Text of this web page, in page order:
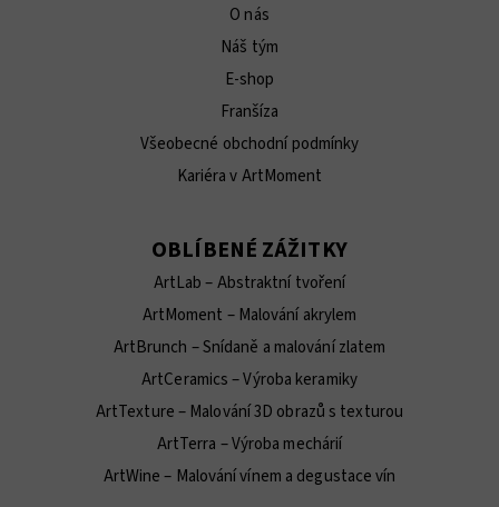
O nás
Náš tým
E-shop
Franšíza
Všeobecné obchodní podmínky
Kariéra v ArtMoment
OBLÍBENÉ ZÁŽITKY
ArtLab – Abstraktní tvoření
ArtMoment – Malování akrylem
ArtBrunch – Snídaně a malování zlatem
ArtCeramics – Výroba keramiky
ArtTexture – Malování 3D obrazů s texturou
ArtTerra – Výroba mechárií
ArtWine – Malování vínem a degustace vín